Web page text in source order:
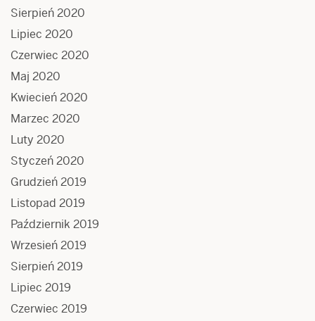
Sierpień 2020
Lipiec 2020
Czerwiec 2020
Maj 2020
Kwiecień 2020
Marzec 2020
Luty 2020
Styczeń 2020
Grudzień 2019
Listopad 2019
Październik 2019
Wrzesień 2019
Sierpień 2019
Lipiec 2019
Czerwiec 2019